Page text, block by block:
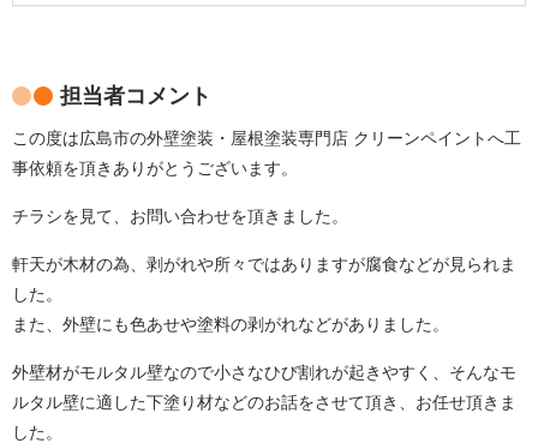
担当者コメント
この度は広島市の外壁塗装・屋根塗装専門店 クリーンペイントへ工
事依頼を頂きありがとうございます。
チラシを見て、お問い合わせを頂きました。
軒天が木材の為、剥がれや所々ではありますが腐食などが見られま
した。
また、外壁にも色あせや塗料の剥がれなどがありました。
外壁材がモルタル壁なので小さなひび割れが起きやすく、そんなモ
ルタル壁に適した下塗り材などのお話をさせて頂き、 お任せ頂きま
した。